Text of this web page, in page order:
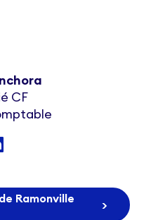
CF
Ramonville
>